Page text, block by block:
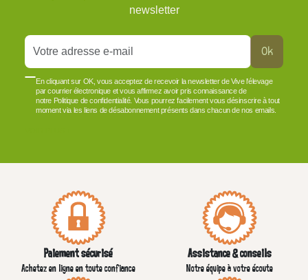
newsletter
Ok
En cliquant sur OK, vous acceptez de recevoir la newsletter de Vive l'élevage
par courrier électronique et vous affirmez avoir pris connaissance de
notre Politique de confidentialité. Vous pourrez facilement vous désinscrire à tout
moment via les liens de désabonnement présents dans chacun de nos emails.
Paiement sécurisé
Achetez en ligne en toute confiance
Assistance & conseils
Notre équipe à votre écoute